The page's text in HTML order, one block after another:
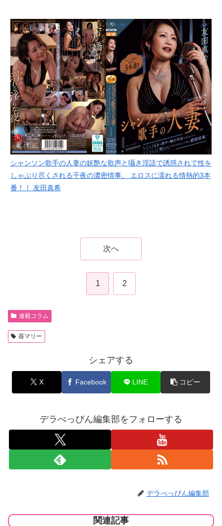
シャンソン歌手の人妻の妖艶な歌声と囁き淫語で誘惑されて性を
しゃぶり尽くされる千夜の濃密情事。 エロスに濡れる情熱的3本
番！！ 友田真希
次へ
1 2
連載コラム
葵マリー
シェアする
X Facebook LINE コピー
デラべっぴん編集部をフォローする
デラべっぴん編集部
関連記事